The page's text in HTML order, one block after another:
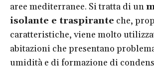
aree mediterranee. Si tratta di un
isolante e traspirante che,
caratteristiche, viene molto
abitazioni che presentano
umidità e di formazione di